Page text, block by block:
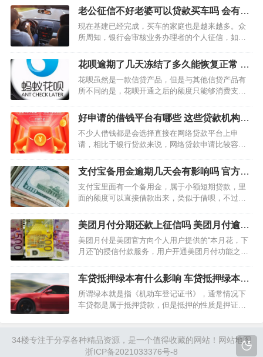
老公征信不好老婆可以贷款买车吗 会有什
么影响
现在基建已经完成，买车的家庭也是越来越多。众
所周知，银行会审核业务办理者的个人征信，如果
单来说，如果已婚人士办理贷款，银行在审核贷款
时会对申请者和配偶的征信记录进行审核。 老公征
信不好老婆…
花呗逾期了几天冻结了多久能恢复正常 最
快什么时候
花呗虽然是一款信贷产品，但是与其他信贷产品有
所不同的是，花呗开通之后的额度只能够消费支
规行为，严重者会导致花呗冻结。花呗使用过程
中，因为不小心逾期了，导致花呗被冻结了，多久
能恢复正常呢？…
好申请的借钱平台有哪些 这些贷款机构比
较容易申请
不少人借钱都是会选择直接在网络贷款平台上申
请，相比于银行贷款来说，网络贷款申请比较容易
一样的，有的可能审核通过快，但是放款速度慢。
那么好申请的借钱平台有哪些?一起来了解一下。 好
申请的借钱…
支付宝备用金逾期几天会有影响吗 官方回
答如下
支付宝里面有一个备用金，属于小额短期贷款，里
面的额度可以直接借款出来，类似于借呗，不过额
定还款，若是逾期，会产生影响的。 支付宝备用金
逾期几天会有影响吗? 支付宝备用逾期几天是会有…
美团月付分期还款上征信吗 美团月付逾期
后果
美团月付是美团官方向个人用户提供的“本月花，下
月还”的授信付款服务，用户开通美团月付功能之
用，每月的8号是还款日。对于用户无法全额还款的
情况，美团月付是支持分期还款的，最长可以分12
期，那么美团月付…
车贷抵押绿本有什么影响 车贷抵押绿本怎
么解押
所谓绿本就是指《机动车登记证书》，通常情况下
车贷都是属于抵押贷款，但是抵押的性质是押证不
车贷抵押绿本会有什么影响吗?一起来了解一下。 车
贷抵押绿…
34楼专注于分享各种精品资源，是一个值得收藏的网站！ 网站地图
浙ICP备2021033376号-8